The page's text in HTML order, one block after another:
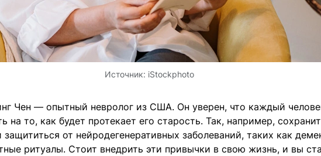
Источник: iStockphoto
Чен — опытный невролог из США. Он уверен, что каждый
на то, как будет протекает его старость. Так, например,
защититься от нейродегенеративных заболеваний, таких как
ритуалы. Стоит внедрить эти привычки в свою жизнь, и вы